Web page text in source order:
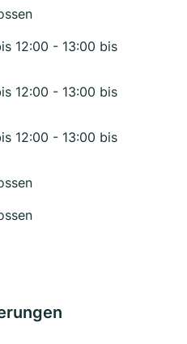
12:00 - 13:00 bis
12:00 - 13:00 bis
12:00 - 13:00 bis